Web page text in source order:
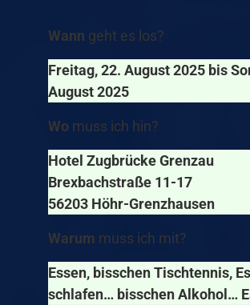
Wann geht es los?
Freitag, 22. August 2025 bis
August 2025
Wo muss ich hin?
Hotel Zugbrücke Grenzau
Brexbachstraße 11-17
56203 Höhr-Grenzhausen
Warum muss ich mit?
Essen, bisschen Tischtennis,
schlafen… bisschen Alkohol…